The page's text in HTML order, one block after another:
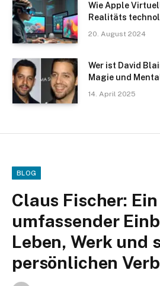
Wie Apple
Realitäts
20. August 2024
Wer ist David
Magie und
14. April 2025
BLOG
Claus Fischer: Ein
umfassender
Leben, Werk und
persönlichen